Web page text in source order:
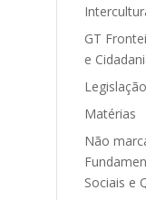
GT
e
Legislação
Matérias
Não
Sociais e